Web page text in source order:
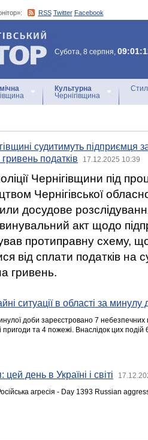
RSS Twitter Facebook
Субота, 8 серпня,
Культурна
Чернігівщина
судитимуть підприємця
податків
17.12.2025 10:39
Чернігівщини під
Чернігівської
досудове
акт щодо
протиправну схему,
від сплати податків на
гривень.
ситуації в області за минулу
доби зареєстровано 7
пригоди та 4 пожежі. Внаслідок цих подій
цей день в Україні і світі
агресія - Day 1393 Russian